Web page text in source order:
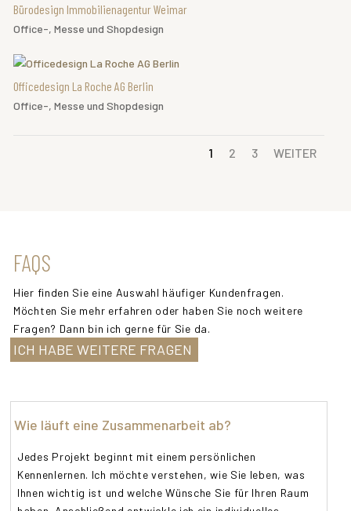
Bürodesign Immobilienagentur Weimar
Office-, Messe und Shopdesign
Officedesign La Roche AG Berlin
Office-, Messe und Shopdesign
1 2 3 WEITER
FAQS
Hier finden Sie eine Auswahl häufiger Kundenfragen.
Möchten Sie mehr erfahren oder haben Sie noch weitere
Fragen? Dann bin ich gerne für Sie da.
ICH HABE WEITERE FRAGEN
Wie läuft eine Zusammenarbeit ab?
Jedes Projekt beginnt mit einem persönlichen
Kennenlernen. Ich möchte verstehen, wie Sie leben, was
Ihnen wichtig ist und welche Wünsche Sie für Ihren Raum